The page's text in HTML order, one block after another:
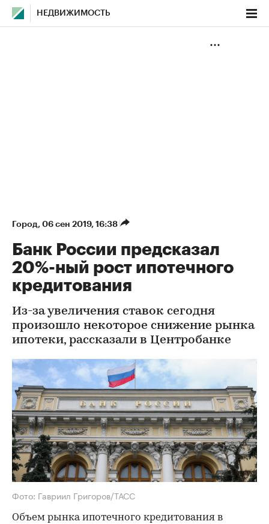
НЕДВИЖИМОСТЬ
Город⁠, 06 сен 2019, 16:38
Банк России предсказал
20%-ный рост ипотечного
кредитования
Из-за увеличения ставок сегодня
произошло некоторое снижение рынка
ипотеки, рассказали в Центробанке
Фото: Гавриил Григоров/ТАСС
Объем рынка ипотечного кредитования в